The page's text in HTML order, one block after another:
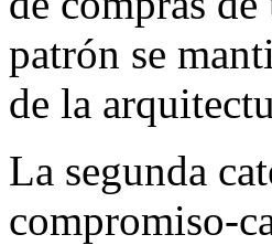
patrón se
de la
La segunda
compromiso-